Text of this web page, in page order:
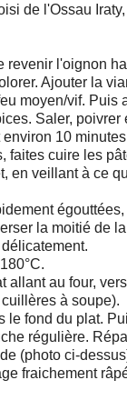
de l'Ossau
revenir l'oignon
Ajouter la
moyen/vif. Puis
Saler, poivrer
10
faites cuire les
en veillant à ce
la moitié de
allant au four,
à soupe).
le fond du plat.
régulière.
(photo ci-
fraichement